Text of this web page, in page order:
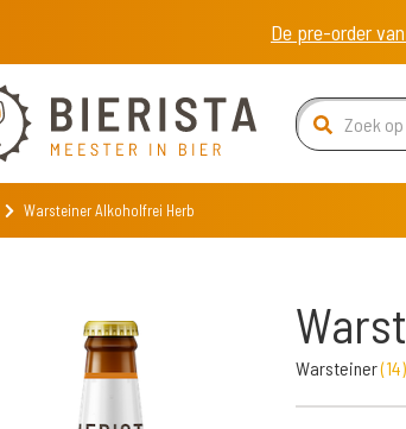
De pre-order
Warsteiner Alkoholfrei Herb
Warsteiner(14)